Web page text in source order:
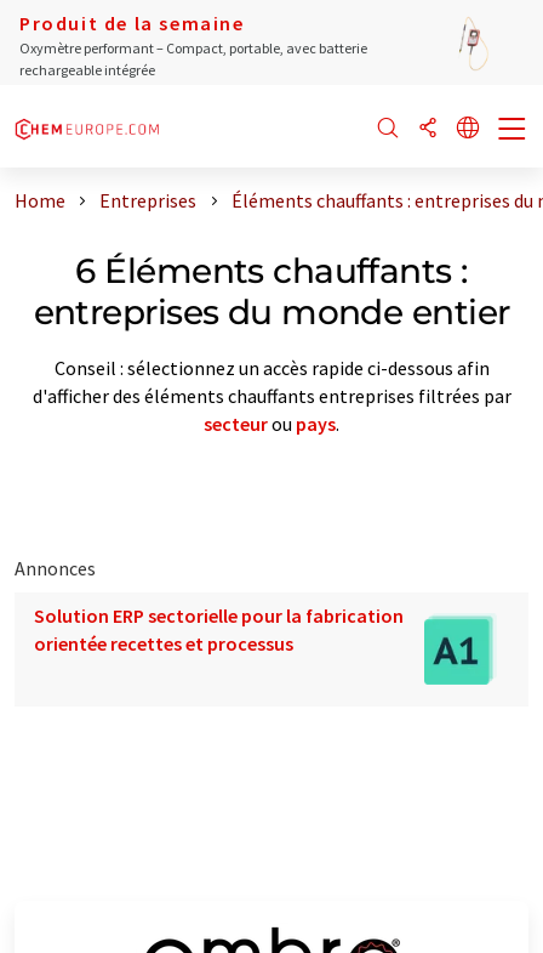
Produit de la semaine
Oxymètre performant – Compact, portable, avec batterie
rechargeable intégrée
Home Entreprises Éléments chauffants : entreprises du
6 Éléments chauffants :
entreprises du monde entier
Conseil : sélectionnez un accès rapide ci-dessous afin
d'afficher des éléments chauffants entreprises filtrées par
secteurou pays.
Annonces
Solution ERP sectorielle pour la fabrication
orientée recettes et processus